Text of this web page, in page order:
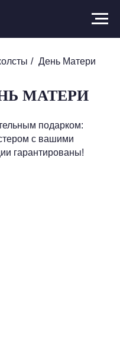
/ День Матери
МАТЕРИ
подарком:
с вашими
гарантированы!